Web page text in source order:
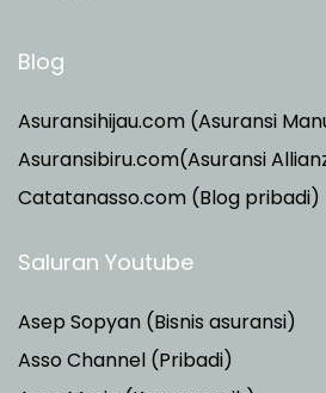
Blog
Asuransihijau.com (Asuransi
Asuransibiru.com(Asuransi
Catatanasso.com (Blog pribadi)
Saluran Youtube
Asep Sopyan (Bisnis asuransi)
Asso Channel (Pribadi)